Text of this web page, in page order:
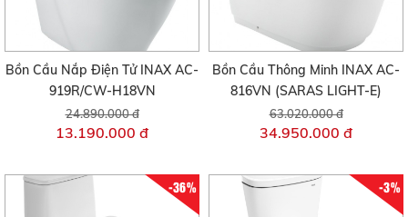
Bồn Cầu Nắp Điện Tử INAX AC-
919R/CW-H18VN
24.890.000 đ
13.190.000 đ
Bồn Cầu Thông Minh INAX AC-
816VN (SARAS LIGHT-E)
63.020.000 đ
34.950.000 đ
-36% -3%